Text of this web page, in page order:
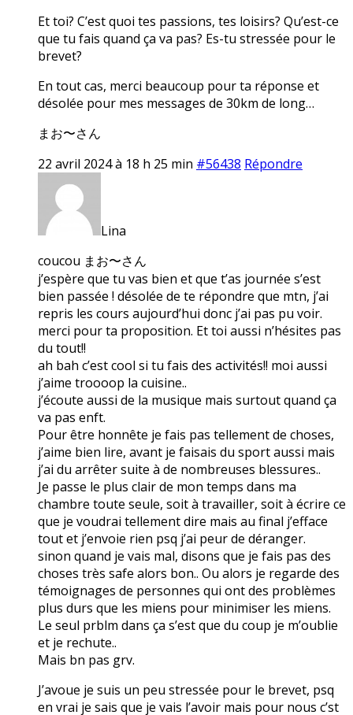
Et toi? C’est quoi tes passions, tes loisirs? Qu’est-ce
que tu fais quand ça va pas? Es-tu stressée pour le
brevet?
En tout cas, merci beaucoup pour ta réponse et
désolée pour mes messages de 30km de long…
まお〜さん
22 avril 2024 à 18 h 25 min #56438 Répondre
Lina
coucou まお〜さん
j’espère que tu vas bien et que t’as journée s’est
bien passée ! désolée de te répondre que mtn, j’ai
repris les cours aujourd’hui donc j’ai pas pu voir.
merci pour ta proposition. Et toi aussi n’hésites pas
du tout!!
ah bah c’est cool si tu fais des activités!! moi aussi
j’aime troooop la cuisine..
j’écoute aussi de la musique mais surtout quand ça
va pas enft.
Pour être honnête je fais pas tellement de choses,
j’aime bien lire, avant je faisais du sport aussi mais
j’ai du arrêter suite à de nombreuses blessures..
Je passe le plus clair de mon temps dans ma
chambre toute seule, soit à travailler, soit à écrire ce
que je voudrai tellement dire mais au final j’efface
tout et j’envoie rien psq j’ai peur de déranger.
sinon quand je vais mal, disons que je fais pas des
choses très safe alors bon.. Ou alors je regarde des
témoignages de personnes qui ont des problèmes
plus durs que les miens pour minimiser les miens.
Le seul prblm dans ça s’est que du coup je m’oublie
et je rechute..
Mais bn pas grv.
J’avoue je suis un peu stressée pour le brevet, psq
en vrai je sais que je vais l’avoir mais pour nous c’st